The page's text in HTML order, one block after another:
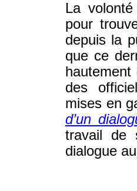
La
pour
depuis la
que ce
des
mises en
d’un
travail de
dialogue